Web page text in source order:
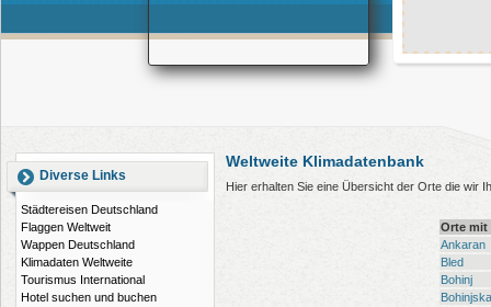
Diverse Links
Städtereisen Deutschland
Flaggen Weltweit
Wappen Deutschland
Klimadaten Weltweite
Tourismus International
Hotel suchen und buchen
Weltweite Klimadatenbank
Hier erhalten Sie eine Übersicht der Orte die wir
Orte mit
Ankaran
Bled
Bohinj